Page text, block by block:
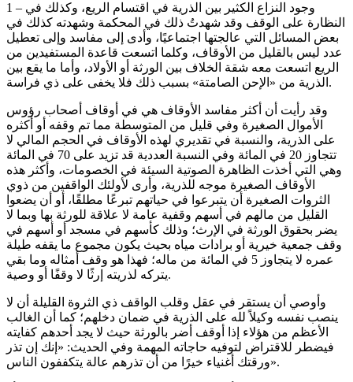
1 – وجود النزاع الكثير بين الذرية في اقتسام الريع، وكذلك في
النظارة على الوقف وقد شهدتُ ذلك في المحكمة وشهدته كذلك في
بعض المسائل التي عالجتها اجتماعيًا، وأدى إلى مفاسد وإلى تعطيل
عدد ليس بالقليل من الأوقاف، وكلما اتسعت قاعدة المستفيدين من
الريع اتسعت معه شقة الخلاف بين الورثة أو الأولاد، وأما ما يقع بين
الذرية من «الإحن الصامتة» بسبب ذلك فلا يخفى على ذي فراسة.
وقد رأيت أن أكثر مفاسد الأوقاف هي في أوقاف أصحاب رؤوس
الأموال الصغيرة وفي قليل من المتوسطة مما تم وقفه أو أكثره
على الذرية، والنسبة في تقديري لهذه الأوقاف في الحجم المالي لا
تتجاوز 20 في المائة وفي النسبة العددية قد تزيد على 70 في المائة
وهي التي أخذت الظاهرة الصوتية السيئة في الخصومات، وأكثر هذه
الأوقاف الصغيرة موجه للذرية، وأرى لأولئك الواقفين من ذوي
الثروات الصغيرة أن يتبرعوا في حياتهم تبرعًا مطلقًا، أو أن يضعوا
القليل من مالهم في أسهم وقفية عامة لا علاقة للورثة بها وبما لا
يضر بحقوق الورثة في الإرث؛ وذلك كأسهم في مسجد أو أسهم في
وقف جمعية خيرية أو برادات مياه بحيث يكون مجموع ما يقفه طيلة
عمره لا يتجاوز 5 في المائة من ماله؛ فهذا هو وقف أمثاله وما بقي
يتركه لذريته إرثًا لا وقفًا أو وصية.
وأوصي أن يستقر في عقل وقلب الواقف ذي الثروة القليلة أن لا
ينصب نفسه وكيلاً لله على الذرية في ضمان دخلهم؛ كما أن الغالب
الأعظم من هؤلاء إذا أوقف أضر بالورثة حيث لا يجد أحدهم كفايته
فيضطر للاقتراض لتوفيه حاجاته المهمة وفي الحديث: «إنك إن تذر
ورقتك أغنياء خيرًا من أن تذرهم عالة يتكففون الناس».